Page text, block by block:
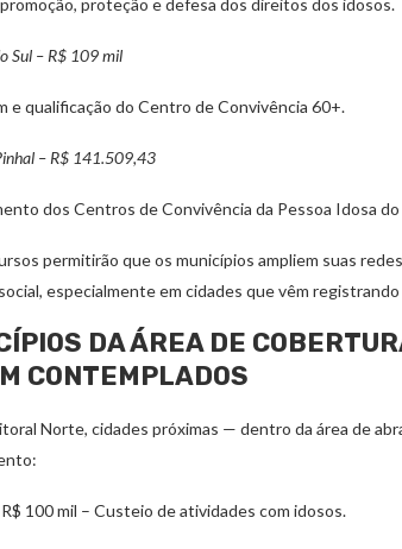
proteção e defesa dos direitos dos idosos.
Sul – R$ 109 mil
e qualificação do Centro de Convivência 60+.
– R$ 141.509,43
dos Centros de Convivência da Pessoa Idosa
permitirão que os municípios ampliem suas
especialmente em cidades que vêm
DA ÁREA DE
CONTEMPLADOS
Norte, cidades próximas — dentro da área de
100 mil – Custeio de atividades com idosos.